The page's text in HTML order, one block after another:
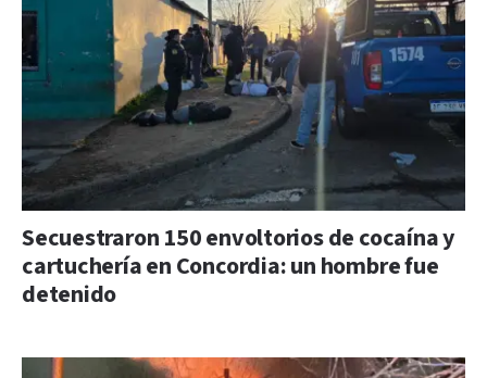
Secuestraron 150 envoltorios de cocaína y
cartuchería en Concordia: un hombre fue
detenido